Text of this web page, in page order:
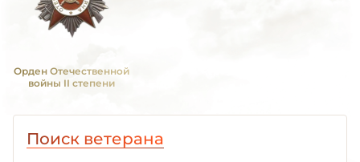
Орден Отечественной
войны II степени
Поиск ветерана